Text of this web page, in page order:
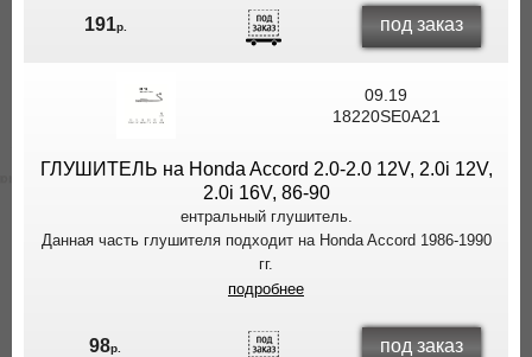
191р. под заказ
09.19
18220SE0A21
ГЛУШИТЕЛЬ на Honda Accord 2.0-2.0 12V, 2.0i 12V,
2.0i 16V, 86-90
ентральный глушитель.
Данная часть глушителя подходит на Honda Accord 1986-1990
гг.
подробнее
98р. под заказ